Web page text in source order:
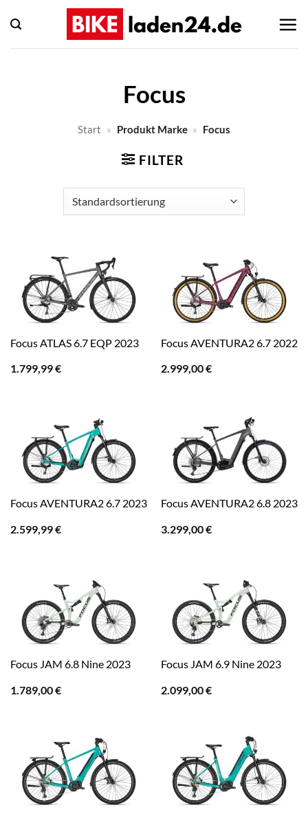
Inhalt
springen
Focus
Start » Produkt Marke » Focus
FILTER
Focus ATLAS 6.7 EQP 2023
1.799,99€
Focus AVENTURA2 6.7 2022
2.999,00€
Focus AVENTURA2 6.7 2023
2.599,99€
Focus AVENTURA2 6.8 2023
3.299,00€
Focus JAM 6.8 Nine 2023
1.789,00€
Focus JAM 6.9 Nine 2023
2.099,00€